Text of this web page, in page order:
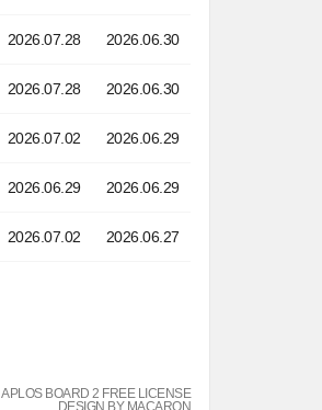
2026.07.28 2026.06.30
2026.07.28 2026.06.30
2026.07.02 2026.06.29
2026.06.29 2026.06.29
2026.07.02 2026.06.27
APLOS BOARD 2 FREE LICENSE
DESIGN BY MACARON